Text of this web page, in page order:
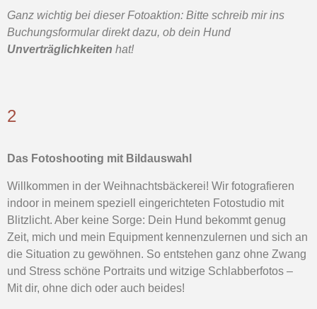
Ganz wichtig bei dieser Fotoaktion: Bitte schreib mir ins
Buchungsformular direkt dazu, ob dein Hund
Unverträglichkeiten hat!
2
Das Fotoshooting mit Bildauswahl
Willkommen in der Weihnachtsbäckerei! Wir fotografieren
indoor in meinem speziell eingerichteten Fotostudio mit
Blitzlicht. Aber keine Sorge: Dein Hund bekommt genug
Zeit, mich und mein Equipment kennenzulernen und sich an
die Situation zu gewöhnen. So entstehen ganz ohne Zwang
und Stress schöne Portraits und witzige Schlabberfotos –
Mit dir, ohne dich oder auch beides!